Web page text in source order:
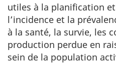
utiles à la planification
l’incidence et la
à la santé, la survie, les
production perdue en
sein de la population